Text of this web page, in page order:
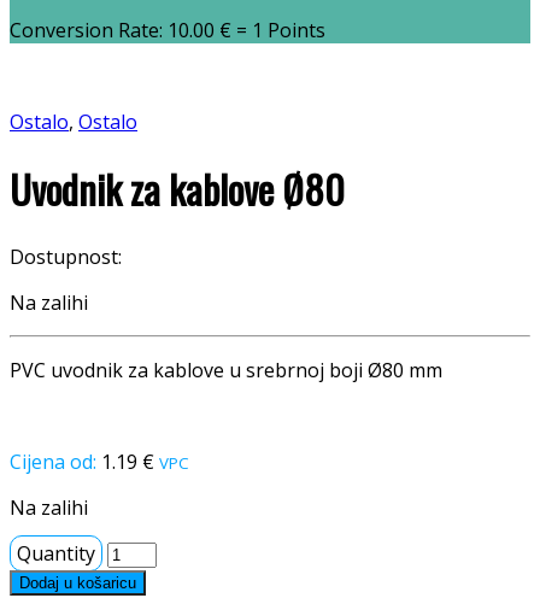
Conversion Rate: 10.00 € = 1 Points
Ostalo, Ostalo
Uvodnik za kablove Ø80
Dostupnost:
Na zalihi
PVC uvodnik za kablove u srebrnoj boji Ø80 mm
1.19 € VPC
Na zalihi
Quantity
Dodaj u košaricu